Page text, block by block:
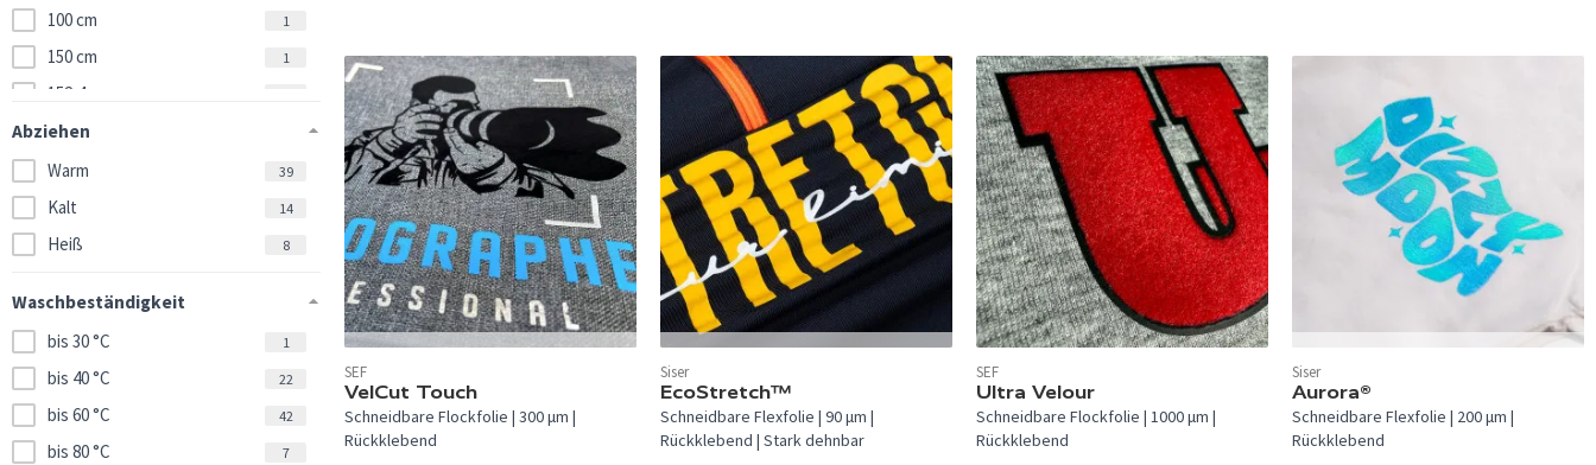
100 cm 1
150 cm 1
152,4 cm
Abziehen
Warm
39
Kalt 14
Heiß 8
Waschbeständigkeit
bis 30 °C
1
bis 40 °C 22
bis 60 °C 42
bis 80 °C 7
In 12 Farben verfügbar.
SEF
VelCut Touch
Schneidbare Flockfolie | 300 µm |
Rückklebend
In 22 Farben verfügbar.
Siser
EcoStretch™
Schneidbare Flexfolie | 90 µm |
Rückklebend | Stark dehnbar
In 8 Farben verfügbar.
SEF
Ultra Velour
Schneidbare Flockfolie | 1000 µm |
Rückklebend
In 10 Farben verfügbar.
Siser
Aurora®
Schneidbare Flexfolie | 200 µm |
Rückklebend